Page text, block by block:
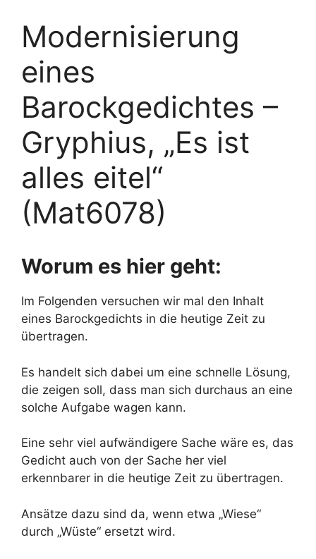
Modernisierung
eines
Barockgedichtes –
Gryphius, „Es ist
alles eitel“
(Mat6078)
Worum es hier geht:
Im Folgenden versuchen wir mal den Inhalt
eines Barockgedichts in die heutige Zeit zu
übertragen.
Es handelt sich dabei um eine schnelle Lösung,
die zeigen soll, dass man sich durchaus an eine
solche Aufgabe wagen kann.
Eine sehr viel aufwändigere Sache wäre es, das
Gedicht auch von der Sache her viel
erkennbarer in die heutige Zeit zu übertragen.
Ansätze dazu sind da, wenn etwa „Wiese“
durch „Wüste“ ersetzt wird.